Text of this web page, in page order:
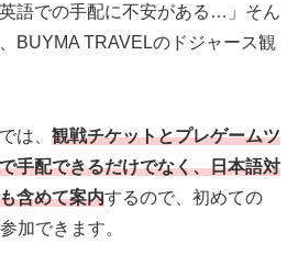
語での手配に不安がある…」そん
BUYMA TRAVELのドジャース観
は、 観戦チケットとプレゲームツ
手配できるだけでなく、日本語対
含めて案内するので、初めての
加できます。